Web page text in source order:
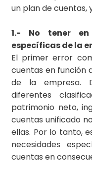
un plan de cuentas,
1.- No tener en
específicas de la
El primer error
cuentas en función
de la empresa.
diferentes
patrimonio neto,
cuentas unificado
ellas. Por lo tanto,
necesidades
cuentas en